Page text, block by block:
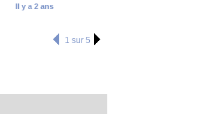
Il y a 2 ans
1 sur 5